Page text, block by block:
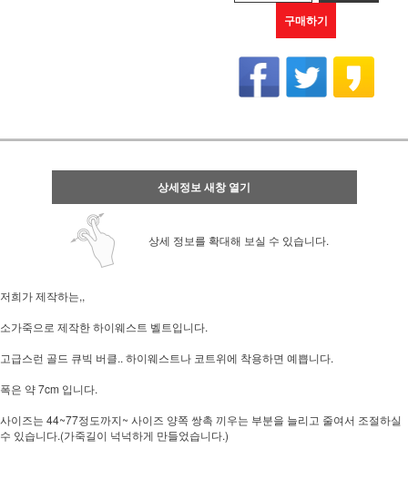
구매하기
상세정보 새창 열기
상세 정보를 확대해 보실 수 있습니다.
저희가 제작하는,,
소가죽으로 제작한 하이웨스트 벨트입니다.
고급스런 골드 큐빅 버클.. 하이웨스트나 코트위에 착용하면 예쁩니다.
폭은 약 7cm 입니다.
사이즈는 44~77정도까지~ 사이즈 양쪽 쌍촉 끼우는 부분을 늘리고 줄여서 조절하실
수 있습니다.(가죽길이 넉넉하게 만들었습니다.)